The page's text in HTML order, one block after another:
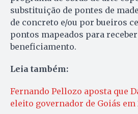
substituição de pontes de
de concreto e/ou por bueiros
pontos mapeados para
beneficiamento.
Leia também:
Fernando Pellozo aposta que
eleito governador de Goiás em